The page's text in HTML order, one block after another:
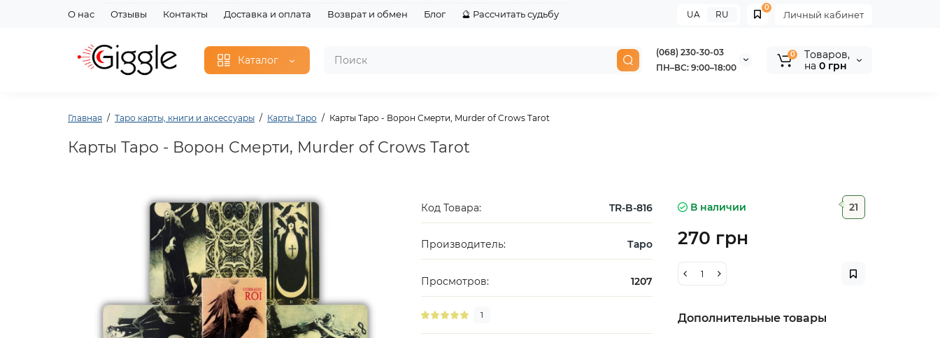
О нас Отзывы Контакты Доставка и оплата Возврат и обмен Блог 🔮 Рассчитать судьбу Личный кабинет
0
UA RU
Каталог
(068) 230-30-03
ПН–ВС: 9:00–18:00
0
Tоваров,
на 0 грн
Главная Таро карты, книги и аксессуары Карты Таро Карты Таро - Ворон Смерти, Murder of Crows Tarot
Карты Таро - Ворон Смерти, Murder of Crows Tarot
Код Товара: TR-B-816
Производитель: Таро
Просмотров: 1207
1
В наличии 21
270 грн
Дополнительные товары